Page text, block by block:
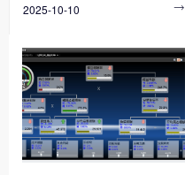
程度的需求截然不同。
营的核心工具。它通过整合资
为企业提供了一体化的管理解决
方案。无论是成本控制、决策效
率还是供应链协同，ERP正帮助
企业解决那些传统管理模式
下“想改却改不动”的深层问题。
2025-10-10 